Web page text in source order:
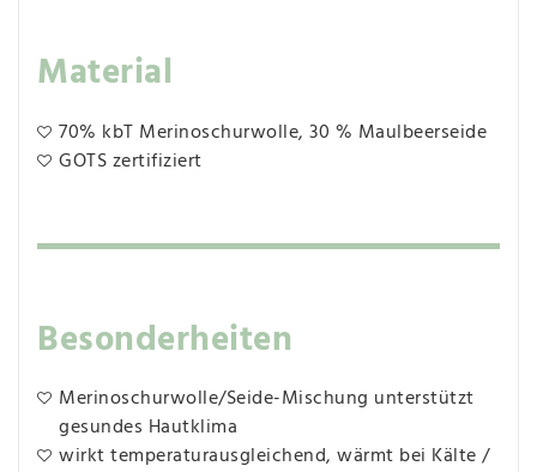
Material
70% kbT Merinoschurwolle, 30 % Maulbeerseide
GOTS zertifiziert
Besonderheiten
Merinoschurwolle/Seide-Mischung unterstützt
gesundes Hautklima
wirkt temperaturausgleichend, wärmt bei Kälte /